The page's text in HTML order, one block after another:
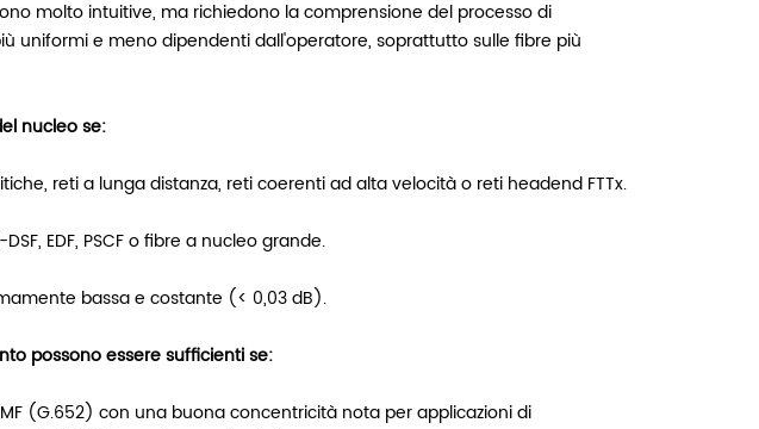
molto intuitive, ma richiedono la comprensione del processo di
uniformi e meno dipendenti dall'operatore, soprattutto sulle fibre più
nucleo se:
reti a lunga distanza, reti coerenti ad alta velocità o reti headend FTTx.
EDF, PSCF o fibre a nucleo grande.
bassa e costante (< 0,03 dB).
possono essere sufficienti se:
(G.652) con una buona concentricità nota per applicazioni di